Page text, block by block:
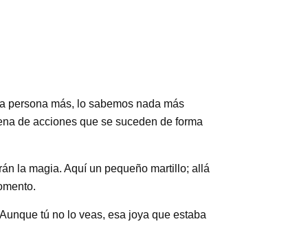
persona más, lo sabemos nada más
de acciones que se suceden de forma
la magia. Aquí un pequeño martillo; allá
tú no lo veas, esa joya que estaba